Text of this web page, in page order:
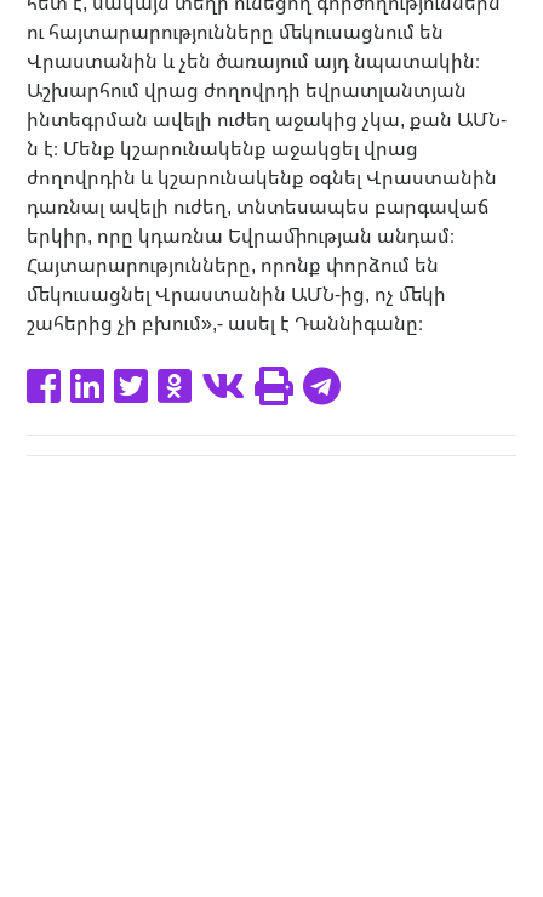
ու հայտարարությունները մեկուսացնում են
Վրաստանին և չեն ծառայում այդ նպատակին։
Աշխարհում վրաց ժողովրդի եվրատլանտյան
ինտեգրման ավելի ուժեղ աջակից չկա, քան ԱՄՆ-
ն է։ Մենք կշարունակենք աջակցել վրաց
ժողովրդին և կշարունակենք օգնել Վրաստանին
դառնալ ավելի ուժեղ, տնտեսապես բարգավաճ
երկիր, որը կդառնա Եվրամիության անդամ։
Հայտարարությունները, որոնք փորձում են
մեկուսացնել Վրաստանին ԱՄՆ-ից, ոչ մեկի
շահերից չի բխում»,- ասել է Դաննիգանը։